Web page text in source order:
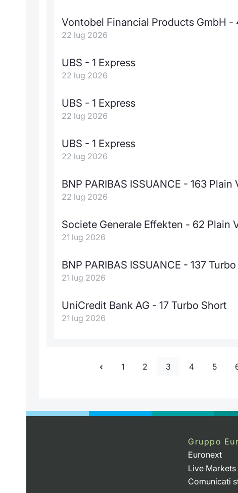
Vontobel Financial Products GmbH -
22 lug 2026
UBS - 1 Express
22 lug 2026
UBS - 1 Express
22 lug 2026
UBS - 1 Express
22 lug 2026
BNP PARIBAS ISSUANCE - 163
22 lug 2026
Societe Generale Effekten - 62 Plain
21 lug 2026
BNP PARIBAS ISSUANCE - 137
21 lug 2026
UniCredit Bank AG - 17 Turbo Short
21 lug 2026
1 2 3 4 5
Gruppo
Euronext
Live Markets
Comunicati